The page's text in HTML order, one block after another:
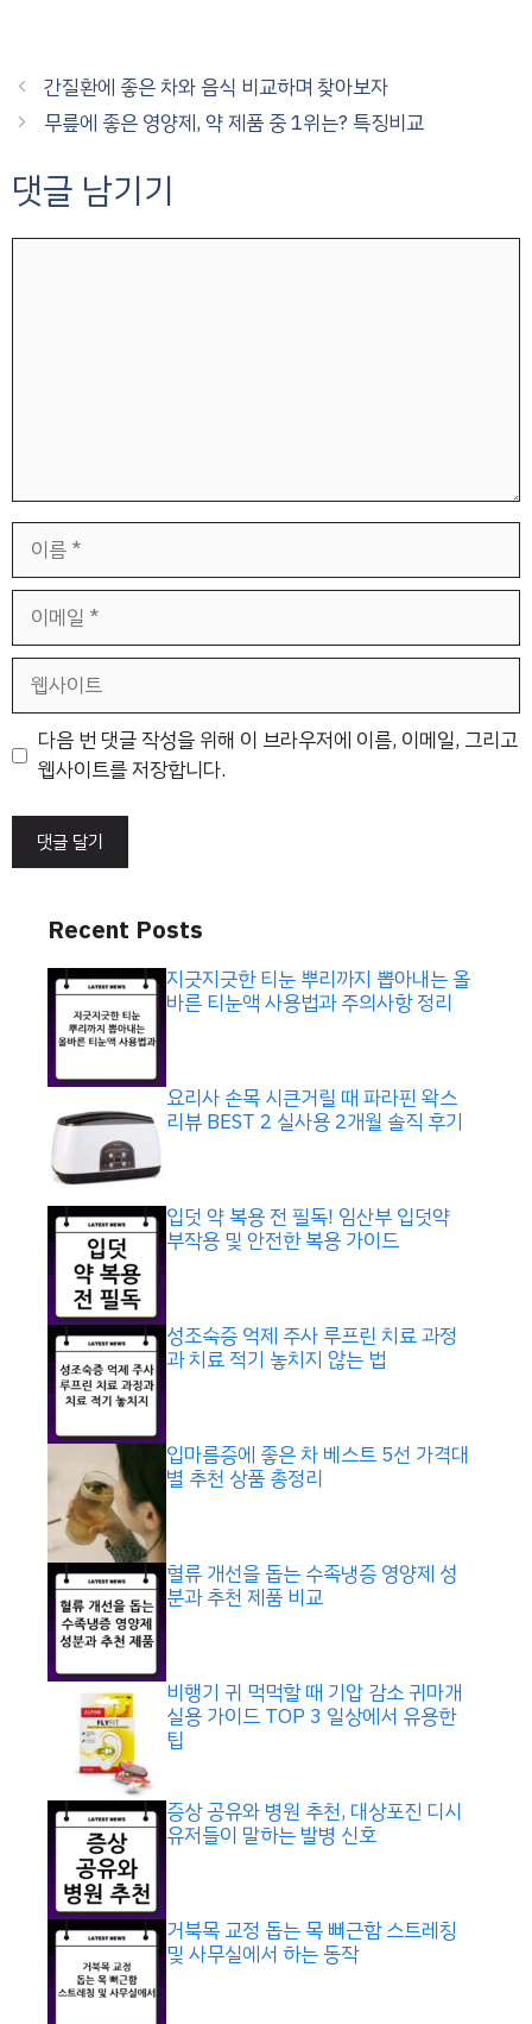
간질환에 좋은 차와 음식 비교하며 찾아보자
무릎에 좋은 영양제, 약 제품 중 1위는? 특징비교
댓글 남기기
일
트
다음 번 댓글 작성을 위해 이 브라우저에 이름, 이메일, 그리고
웹사이트를 저장합니다.
Recent Posts
지긋지긋한 티눈 뿌리까지 뽑아내는 올
바른 티눈액 사용법과 주의사항 정리
요리사 손목 시큰거릴 때 파라핀 왁스
리뷰 BEST 2 실사용 2개월 솔직 후기
입덧 약 복용 전 필독! 임산부 입덧약
부작용 및 안전한 복용 가이드
성조숙증 억제 주사 루프린 치료 과정
과 치료 적기 놓치지 않는 법
입마름증에 좋은 차 베스트 5선 가격대
별 추천 상품 총정리
혈류 개선을 돕는 수족냉증 영양제 성
분과 추천 제품 비교
비행기 귀 먹먹할 때 기압 감소 귀마개
실용 가이드 TOP 3 일상에서 유용한
팁
증상 공유와 병원 추천, 대상포진 디시
유저들이 말하는 발병 신호
거북목 교정 돕는 목 뻐근함 스트레칭
및 사무실에서 하는 동작